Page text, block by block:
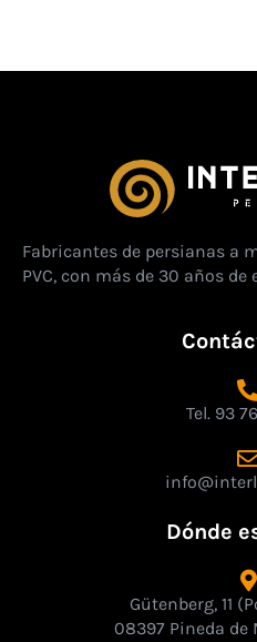
Fabricantes de persianas a
PVC, con más de 30 años
Tel. 93
Dónde
Gütenberg, 11
08397 Pineda de